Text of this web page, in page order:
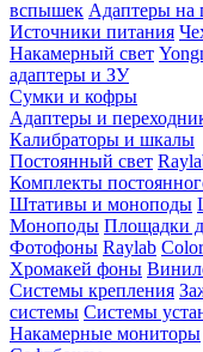
вспышек Адаптеры на
Источники питания
Накамерный свет
адаптеры и ЗУ
Сумки и кофры
Адаптеры и
Калибраторы и шкалы
Постоянный свет
Комплекты
Штативы и моноподы
Моноподы Площадки
Фотофоны Raylab
Хромакей фоны
Системы крепления
системы Системы
Накамерные мониторы